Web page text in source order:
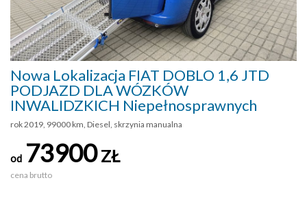
Nowa Lokalizacja FIAT DOBLO 1,6 JTD
PODJAZD DLA WÓZKÓW
INWALIDZKICH Niepełnosprawnych
rok 2019, 99000 km, Diesel, skrzynia manualna
od 73900ZŁ
cena brutto